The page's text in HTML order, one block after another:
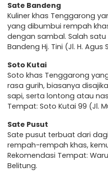
Sate Bandeng
Kuliner khas Tenggarong
yang dibumbui rempah
dengan sambal. Salah
Bandeng Hj. Tini (Jl. H. Agus
Soto Kutai
Soto khas Tenggarong
rasa gurih, biasanya
sapi, serta lontong atau
Tempat: Soto Kutai 99 (Jl.
Sate Pusut
Sate pusut terbuat dari
rempah-rempah khas,
Rekomendasi Tempat:
Belitung.